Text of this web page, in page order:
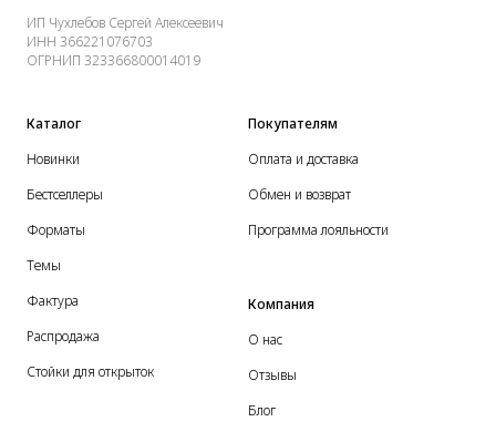
ИП Чухлебов Сергей Алексеевич
ИНН 366221076703
ОГРНИП 323366800014019
Каталог
Новинки
Бестселлеры
Форматы
Темы
Фактура
Распродажа
Стойки для открыток
Покупателям
Оплата и доставка
Обмен и возврат
Программа лояльности
Компания
О нас
Отзывы
Блог